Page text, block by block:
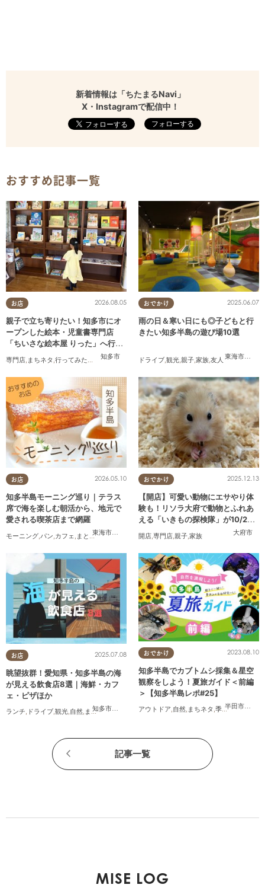
新着情報は「ちたまるNavi」
X・Instagramで配信中！
フォローする
おすすめ記事一覧
お店
知多市
2026.08.05
親子で立ち寄りたい！知多市にオ
ープンした絵本・児童書専門店
「ちいさな絵本屋 りった」へ行っ
専門店 まちネタ 行ってみたレポ ,親子,家族 おひとりさま
おでかけ
東海市
,大府
2025.06.07
雨の日＆寒い日にも◎子どもと行
きたい知多半島の遊び場10選
ドライブ 観光 親子 家族 友人
お店
東海市
,知多市 阿久比町,半田市,常滑市
2026.05.10
知多半島モーニング巡り｜テラス
席で海を楽しむ朝活から、地元で
愛される喫茶店まで網羅
モーニング パン カフェ まとめ記事 , コスパ抜群
おでかけ
大府市
2025.12.13
【開店】可愛い動物にエサやり体
験も！リソラ大府で動物とふれあ
える「いきもの探検隊」が10/24
開店 専門店 親子 家族
お店
知多市
,常滑市 美浜町, 南知多町
2025.07.08
眺望抜群！愛知県・知多半島の海
が見える飲食店8選｜海鮮・カフ
ェ・ピザほか
ランチ, ドライブ,観光,自然, まちネタ 季節ネタ ,まとめ記事
おでかけ
半田市
,武豊
2023.08.10
知多半島でカブトムシ採集＆星空
観察をしよう！夏旅ガイド＜前編
＞【知多半島レポ#25】
アウトドア,自然, まちネタ ,季節ネタ , 親子
記事一覧
MISE LOG